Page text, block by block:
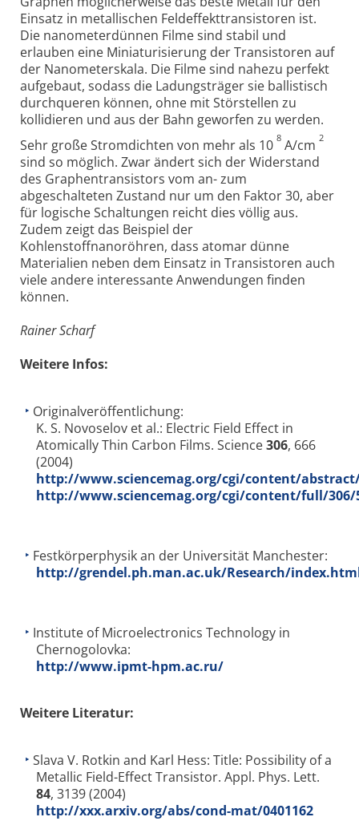
Einsatz in metallischen Feldeffekttransistoren ist.
Die nanometerdünnen Filme sind stabil und
erlauben eine Miniaturisierung der Transistoren auf
der Nanometerskala. Die Filme sind nahezu perfekt
aufgebaut, sodass die Ladungsträger sie ballistisch
durchqueren können, ohne mit Störstellen zu
kollidieren und aus der Bahn geworfen zu werden.
Sehr große Stromdichten von mehr als 10 8 A/cm 2
sind so möglich. Zwar ändert sich der Widerstand
des Graphentransistors vom an- zum
abgeschalteten Zustand nur um den Faktor 30, aber
für logische Schaltungen reicht dies völlig aus.
Zudem zeigt das Beispiel der
Kohlenstoffnanoröhren, dass atomar dünne
Materialien neben dem Einsatz in Transistoren auch
viele andere interessante Anwendungen finden
können.
Rainer Scharf
Weitere Infos:
Originalveröffentlichung:
K. S. Novoselov et al.: Electric Field Effect in
Atomically Thin Carbon Films. Science306, 666
(2004)
http://www.sciencemag.org/cgi/content/abstract/
http://www.sciencemag.org/cgi/content/full/306/
Festkörperphysik an der Universität Manchester:
http://grendel.ph.man.ac.uk/Research/
Institute of Microelectronics Technology in
Chernogolovka:
http://www.ipmt-hpm.ac.ru/
Weitere Literatur:
Slava V. Rotkin and Karl Hess: Title: Possibility of a
Metallic Field-Effect Transistor. Appl. Phys. Lett.
84, 3139 (2004)
http://xxx.arxiv.org/abs/cond-mat/0401162